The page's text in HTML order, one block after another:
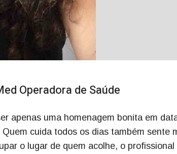
Operadora de Saúde
apenas uma homenagem bonita em
cuida todos os dias também sente
o lugar de quem acolhe, o profissional